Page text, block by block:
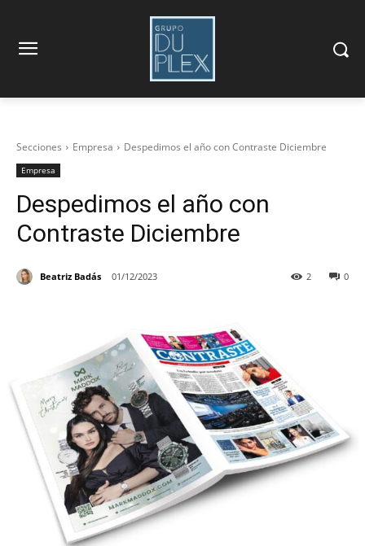
Secciones Empresa Despedimos el año con Contraste Diciembre
Empresa
Despedimos el año con
Contraste Diciembre
Beatriz Badás 01/12/2023 0
2